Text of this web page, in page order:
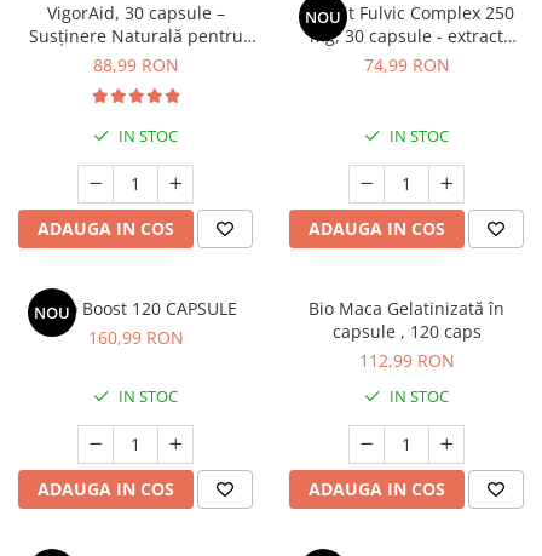
Produse Apicole
VigorAid, 30 capsule –
Susținere Naturală pentru
Potență, Energie și Vitalitate
88,99 RON
IN STOC
ADAUGA IN COS
NOU
Shilajit Fulvic Complex 250
mg, 30 capsule - extract
purificat PrimaVie® cu acid
74,99 RON
IN STOC
ADAUGA IN COS
NOU
Testo Boost 120 CAPSULE
160,99 RON
IN STOC
ADAUGA IN COS
Bio Maca Gelatinizată în
capsule , 120 caps
112,99 RON
IN STOC
ADAUGA IN COS